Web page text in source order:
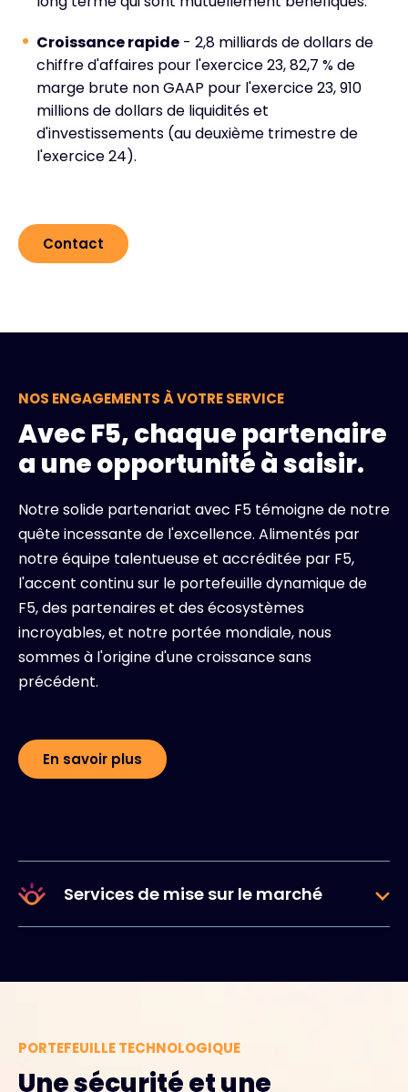
Croissance rapide - 2,8 milliards de dollars de
chiffre d'affaires pour l'exercice 23, 82,7 % de
marge brute non GAAP pour l'exercice 23, 910
millions de dollars de liquidités et
d'investissements (au deuxième trimestre de
l'exercice 24).
Contact
NOS ENGAGEMENTS À VOTRE SERVICE
Avec F5, chaque partenaire
a une opportunité à saisir.
Notre solide partenariat avec F5 témoigne de notre
quête incessante de l'excellence. Alimentés par
notre équipe talentueuse et accréditée par F5,
l'accent continu sur le portefeuille dynamique de
F5, des partenaires et des écosystèmes
incroyables, et notre portée mondiale, nous
sommes à l'origine d'une croissance sans
précédent.
En savoir plus
Services de mise sur le marché
PORTEFEUILLE TECHNOLOGIQUE
Une sécurité et une